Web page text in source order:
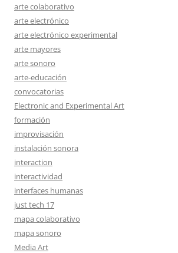
arte colaborativo
arte electrónico
arte electrónico experimental
arte mayores
arte sonoro
arte-educación
convocatorias
Electronic and Experimental Art
formación
improvisación
instalación sonora
interaction
interactividad
interfaces humanas
just tech 17
mapa colaborativo
mapa sonoro
Media Art